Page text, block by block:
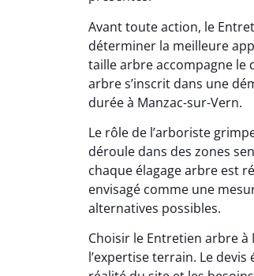
Avant toute action, le
déterminer la meilleure
taille arbre accompagne le
arbre s’inscrit dans une
durée à Manzac-sur-Vern.
Le rôle de l’arboriste
déroule dans des zones
chaque élagage arbre est
envisagé comme une
alternatives possibles.
Choisir le Entretien arbre à
l’expertise terrain. Le